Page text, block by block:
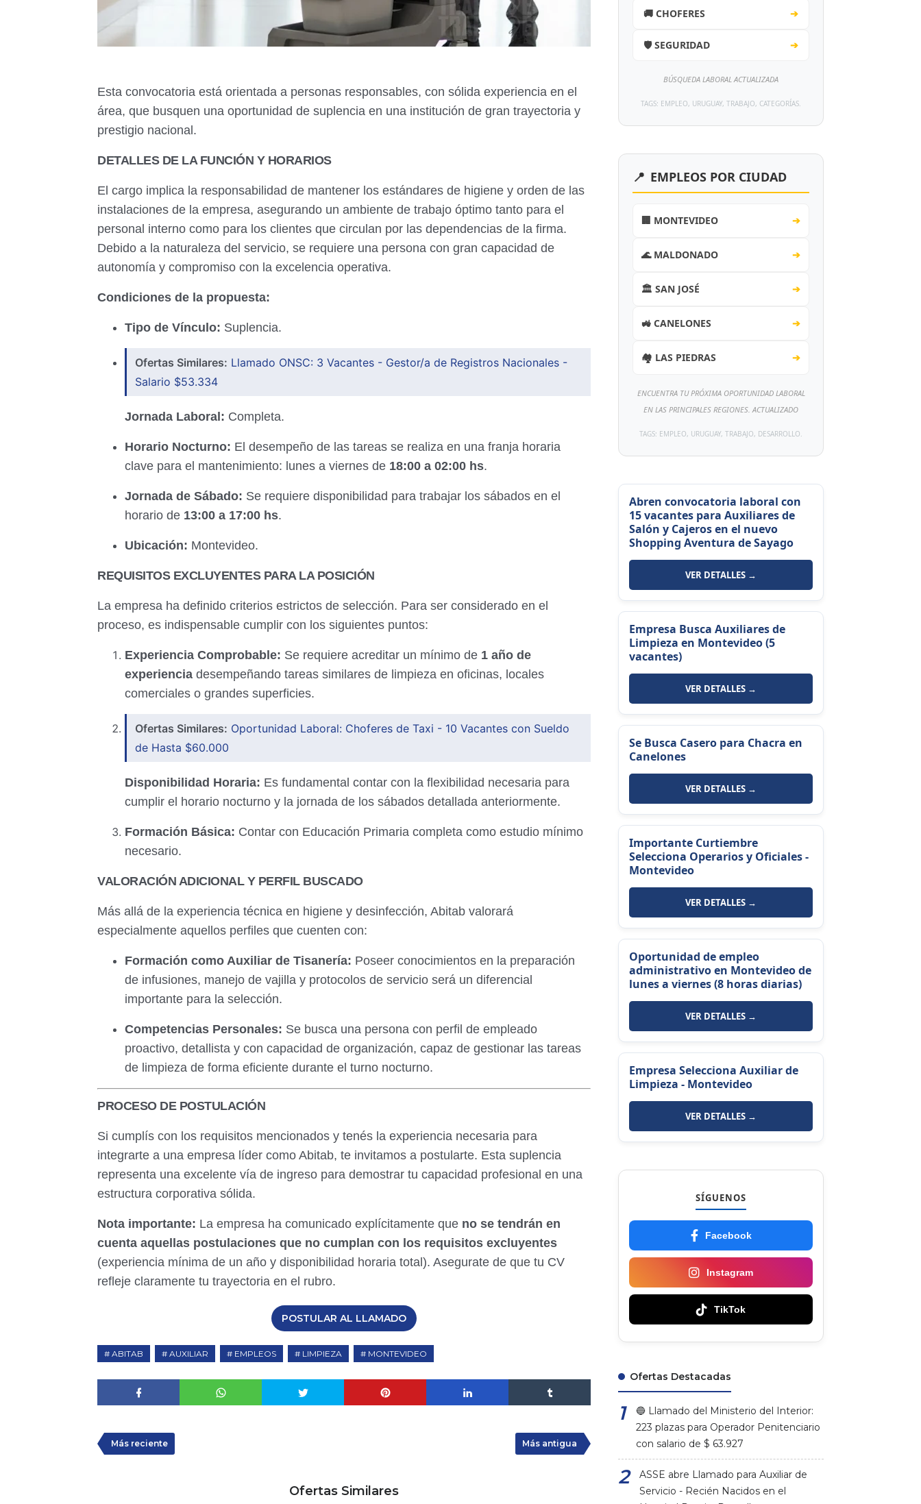
Esta convocatoria está orientada a personas responsables, con sólida experiencia en el
área, que busquen una oportunidad de suplencia en una institución de gran trayectoria y
prestigio nacional.
DETALLES DE LA FUNCIÓN Y HORARIOS
El cargo implica la responsabilidad de mantener los estándares de higiene y orden de las
instalaciones de la empresa, asegurando un ambiente de trabajo óptimo tanto para el
personal interno como para los clientes que circulan por las dependencias de la firma.
Debido a la naturaleza del servicio, se requiere una persona con gran capacidad de
autonomía y compromiso con la excelencia operativa.
Condiciones de la propuesta:
Tipo de Vínculo: Suplencia.
Ofertas Similares: Llamado ONSC: 3 Vacantes - Gestor/a de Registros Nacionales -
Salario $53.334
Jornada Laboral: Completa.
Horario Nocturno: El desempeño de las tareas se realiza en una franja horaria
clave para el mantenimiento: lunes a viernes de 18:00 a 02:00 hs.
Jornada de Sábado: Se requiere disponibilidad para trabajar los sábados en el
horario de 13:00 a 17:00 hs.
Ubicación: Montevideo.
REQUISITOS EXCLUYENTES PARA LA POSICIÓN
La empresa ha definido criterios estrictos de selección. Para ser considerado en el
proceso, es indispensable cumplir con los siguientes puntos:
Experiencia Comprobable: Se requiere acreditar un mínimo de 1 año de
experiencia desempeñando tareas similares de limpieza en oficinas, locales
comerciales o grandes superficies.
Ofertas Similares: Oportunidad Laboral: Choferes de Taxi - 10 Vacantes con Sueldo
de Hasta $60.000
Disponibilidad Horaria: Es fundamental contar con la flexibilidad necesaria para
cumplir el horario nocturno y la jornada de los sábados detallada anteriormente.
Formación Básica: Contar con Educación Primaria completa como estudio mínimo
necesario.
VALORACIÓN ADICIONAL Y PERFIL BUSCADO
Más allá de la experiencia técnica en higiene y desinfección, Abitab valorará
especialmente aquellos perfiles que cuenten con:
Formación como Auxiliar de Tisanería: Poseer conocimientos en la preparación
de infusiones, manejo de vajilla y protocolos de servicio será un diferencial
importante para la selección.
Competencias Personales: Se busca una persona con perfil de empleado
proactivo, detallista y con capacidad de organización, capaz de gestionar las tareas
de limpieza de forma eficiente durante el turno nocturno.
PROCESO DE POSTULACIÓN
Si cumplís con los requisitos mencionados y tenés la experiencia necesaria para
integrarte a una empresa líder como Abitab, te invitamos a postularte. Esta suplencia
representa una excelente vía de ingreso para demostrar tu capacidad profesional en una
estructura corporativa sólida.
Nota importante: La empresa ha comunicado explícitamente que no se tendrán en
cuenta aquellas postulaciones que no cumplan con los requisitos excluyentes
(experiencia mínima de un año y disponibilidad horaria total). Asegurate de que tu CV
refleje claramente tu trayectoria en el rubro.
POSTULAR AL LLAMADO
ABITAB AUXILIAR EMPLEOS LIMPIEZA MONTEVIDEO
Más reciente Más antigua
Ofertas Similares
🚚 CHOFERES ➔
🛡️ SEGURIDAD ➔
BÚSQUEDA LABORAL ACTUALIZADA
TAGS: EMPLEO, URUGUAY, TRABAJO, CATEGORÍAS.
📍 EMPLEOS POR CIUDAD
🏢 MONTEVIDEO ➔
🌊 MALDONADO ➔
🏛️ SAN JOSÉ ➔
🚜 CANELONES ➔
🏘️ LAS PIEDRAS ➔
ENCUENTRA TU PRÓXIMA OPORTUNIDAD LABORAL
EN LAS PRINCIPALES REGIONES. ACTUALIZADO
TAGS: EMPLEO, URUGUAY, TRABAJO, DESARROLLO.
Abren convocatoria laboral con
15 vacantes para Auxiliares de
Salón y Cajeros en el nuevo
Shopping Aventura de Sayago
VER DETALLES →
Empresa Busca Auxiliares de
Limpieza en Montevideo (5
vacantes)
VER DETALLES →
Se Busca Casero para Chacra en
Canelones
VER DETALLES →
Importante Curtiembre
Selecciona Operarios y Oficiales -
Montevideo
VER DETALLES →
Oportunidad de empleo
administrativo en Montevideo de
lunes a viernes (8 horas diarias)
VER DETALLES →
Empresa Selecciona Auxiliar de
Limpieza - Montevideo
VER DETALLES →
SÍGUENOS
Facebook
Instagram
TikTok
Ofertas Destacadas
🔵 Llamado del Ministerio del Interior:
223 plazas para Operador Penitenciario
con salario de $ 63.927
ASSE abre Llamado para Auxiliar de
Servicio - Recién Nacidos en el